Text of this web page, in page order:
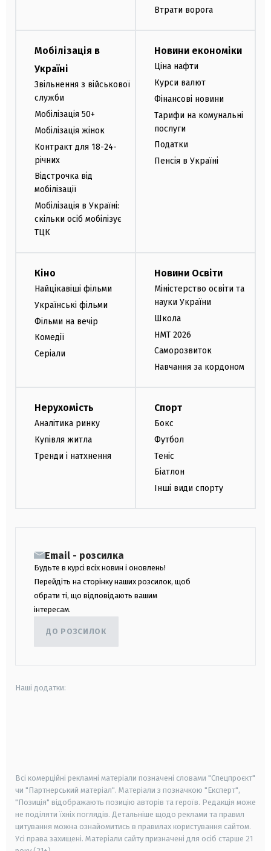
Втрати ворога
Мобілізація в
Україні
Звільнення з військової
служби
Мобілізація 50+
Мобілізація жінок
Контракт для 18-24-
річних
Відстрочка від
мобілізації
Мобілізація в Україні:
скільки осіб мобілізує
ТЦК
Новини економіки
Ціна нафти
Курси валют
Фінансові новини
Тарифи на комунальні
послуги
Податки
Пенсія в Україні
Кіно
Найцікавіші фільми
Українські фільми
Фільми на вечір
Комедії
Серіали
Новини Освіти
Міністерство освіти та
науки України
Школа
НМТ 2026
Саморозвиток
Навчання за кордоном
Нерухомість
Аналітика ринку
Купівля житла
Тренди і натхнення
Спорт
Бокс
Футбол
Теніс
Біатлон
Інші види спорту
Email - розсилка
Будьте в курсі всіх новин і оновлень!
Перейдіть на сторінку наших розсилок, щоб
обрати ті, що відповідають вашим
інтересам.
ДО РОЗСИЛОК
Наші додатки:
Всі комерційні рекламні матеріали позначені словами "Спецпроєкт"
чи "Партнерський матеріал". Матеріали з позначкою "Експерт",
"Позиція" відображають позицію авторів та героїв. Редакція може
не поділяти їхніх поглядів. Детальніше щодо реклами та правил
цитування можна ознайомитись в правилах користування сайтом.
Усі права захищені. Матеріали сайту призначені для осіб старше 21